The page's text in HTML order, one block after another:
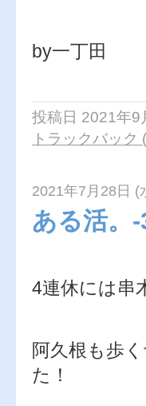
by一丁田
投稿日 2021年9
トラックバック
2021年7月28日 (
ある活。
4連休には串
阿久根も歩
た！